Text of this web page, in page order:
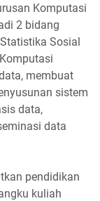
Komputasi
2 bidang
Sosial
membuat
sistem
data,
data
pendidikan
kuliah